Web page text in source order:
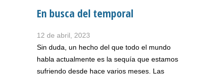
En busca del temporal
12 de abril, 2023
Sin duda, un hecho del que todo el mundo
habla actualmente es la sequía que estamos
sufriendo desde hace varios meses. Las